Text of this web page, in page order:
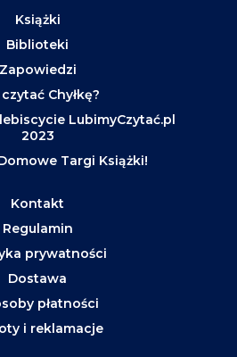
Książki
Biblioteki
Zapowiedzi
Chyłkę?
LubimyCzytać.pl
2023
Targi Książki!
Kontakt
Regulamin
prywatności
Dostawa
płatności
i reklamacje